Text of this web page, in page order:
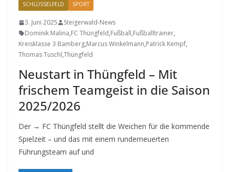
SCHLÜSSELFELD SPORT
3. Juni 2025
Steigerwald-News
Dominik Malina,FC Thüngfeld,Fußball,Fußballtrainer,
Kreisklasse 3 Bamberg,Marcus Winkelmann,Patrick Kempf,
Thomas Tuschl,Thüngfeld
Neustart in Thüngfeld – Mit
frischem Teamgeist in die Saison
2025/2026
Der → FC Thüngfeld stellt die Weichen für die kommende
Spielzeit – und das mit einem runderneuerten
Führungsteam auf und